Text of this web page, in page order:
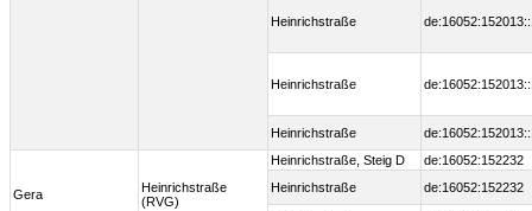
Heinrichstraße
Heinrichstraße
Heinrichstraße
Gera
Heinrichstraße
(RVG)
Heinrichstraße, Steig D
de:16052:152232
Heinrichstraße
de:16052:152232